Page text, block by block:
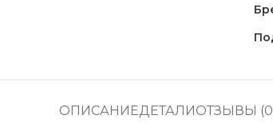
ОПИСАНИЕДЕТАЛИОТЗЫВЫ